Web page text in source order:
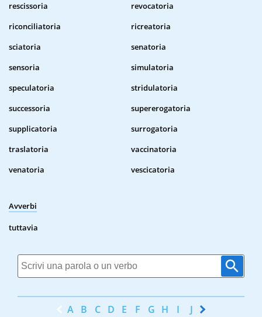
rescissoria
revocatoria
riconciliatoria
ricreatoria
sciatoria
senatoria
sensoria
simulatoria
speculatoria
stridulatoria
successoria
supererogatoria
supplicatoria
surrogatoria
traslatoria
vaccinatoria
venatoria
vescicatoria
Avverbi
tuttavia
A B C D E F G H I J K